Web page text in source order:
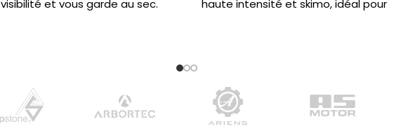
visibilité et vous garde au sec.
haute intensité et skimo, idéal pour